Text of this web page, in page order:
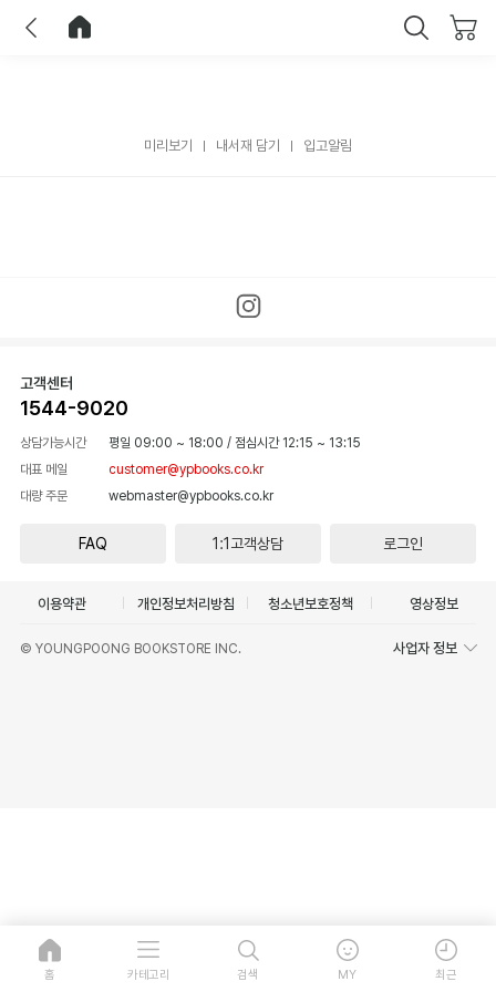
미리보기 내서재 담기 입고알림
고객센터
1544-9020
상담가능시간 평일 09:00 ~ 18:00 / 점심시간 12:15 ~ 13:15
대표 메일
customer@ypbooks.co.kr
대량 주문
webmaster@ypbooks.co.kr
FAQ 1:1고객상담 로그인
이용약관 개인정보처리방침 청소년보호정책 영상정보
© YOUNGPOONG BOOKSTORE INC. 사업자 정보
홈 카테고리 검색 MY 최근